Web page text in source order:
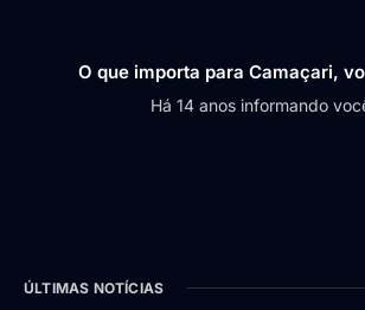
O que importa para Camaçari,
Há 14 anos informando
ÚLTIMAS NOTÍCIAS